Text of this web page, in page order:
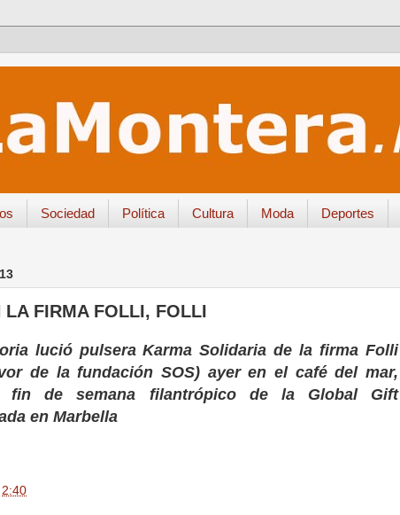
Sociedad Política Cultura Moda Deportes
LA FIRMA FOLLI, FOLLI
lució pulsera Karma Solidaria de la firma Folli
de la fundación SOS) ayer en el café del mar,
fin de semana filantrópico de la Global Gift
en Marbella
2:40